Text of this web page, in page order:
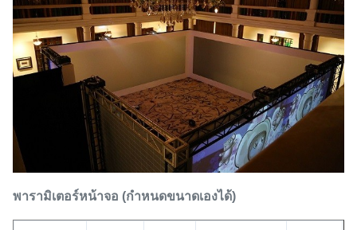
พารามิเตอร์หน้าจอ (กำหนดขนาดเองได้)